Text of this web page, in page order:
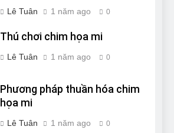
Lê Tuân 1 năm ago 0
Thú chơi chim họa mi
Lê Tuân 1 năm ago 0
Phương pháp thuần hóa chim
họa mi
Lê Tuân 1 năm ago 0